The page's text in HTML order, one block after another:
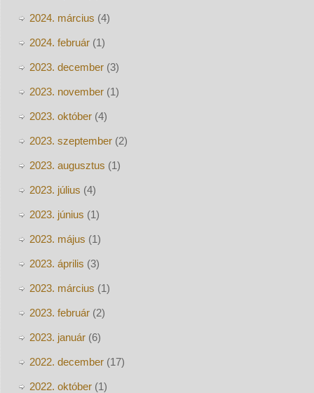
2024. március (4)
2024. február(1)
2023. december(3)
2023. november(1)
2023. október(4)
2023. szeptember(2)
2023. augusztus (1)
2023. július (4)
2023. június (1)
2023. május (1)
2023. április (3)
2023. március (1)
2023. február(2)
2023. január(6)
2022. december(17)
2022. október(1)